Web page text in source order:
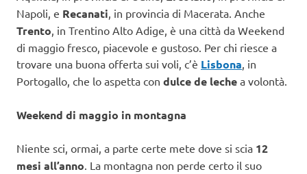
Napoli, e Recanati , in provincia di Macerata. Anche
Trento , in Trentino Alto Adige, è una città da Weekend
di maggio fresco, piacevole e gustoso. Per chi riesce a
trovare una buona offerta sui voli, c’è Lisbona , in
Portogallo, che lo aspetta con dulce de leche a volontà.
Weekend di maggio in montagna
Niente sci, ormai, a parte certe mete dove si scia 12
mesi all’anno . La montagna non perde certo il suo